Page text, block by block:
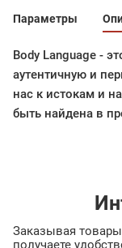
Параметры
Body Language -
аутентичную и
нас к истокам и
быть найдена в
Заказывая
получаете